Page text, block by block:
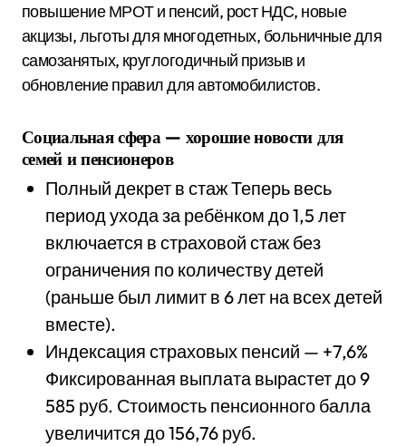
повышение МРОТ и пенсий, рост НДС, новые
акцизы, льготы для многодетных, больничные для
самозанятых, круглогодичный призыв и
обновление правил для автомобилистов.
Социальная сфера — хорошие новости для
семей и пенсионеров
Полный декрет в стаж Теперь весь
период ухода за ребёнком до 1,5 лет
включается в страховой стаж без
ограничения по количеству детей
(раньше был лимит в 6 лет на всех детей
вместе).
Индексация страховых пенсий — +7,6%
Фиксированная выплата вырастет до 9
585 руб. Стоимость пенсионного балла
увеличится до 156,76 руб.